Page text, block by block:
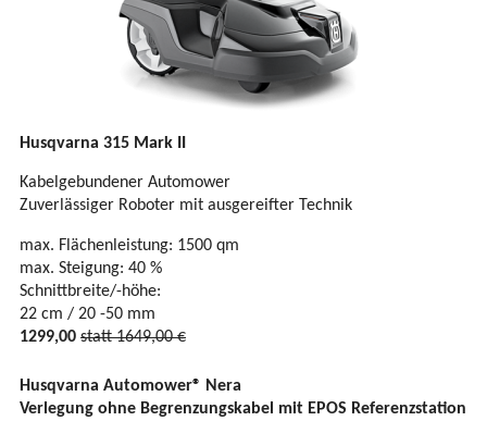
Husqvarna 315 Mark II
Kabelgebundener Automower
Zuverlässiger Roboter mit ausgereifter Technik
max. Flächenleistung: 1500 qm
max. Steigung: 40 %
Schnittbreite/-höhe:
22 cm / 20 -50 mm
1299,00 statt 1649,00 €
Husqvarna Automower® Nera
Verlegung ohne Begrenzungskabel mit EPOS Referenzstation